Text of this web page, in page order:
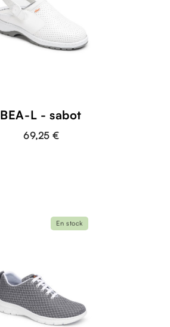
BEA-L - sabot
69,25 €
En stock